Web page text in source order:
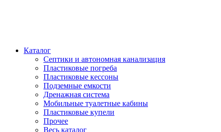
Каталог
Септики и автономная канализация
Пластиковые погреба
Пластиковые кессоны
Подземные емкости
Дренажная система
Мобильные туалетные кабины
Пластиковые купели
Прочее
Весь каталог